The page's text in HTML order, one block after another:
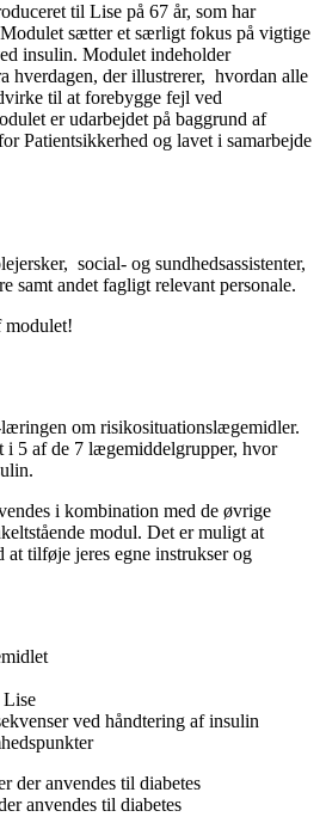
til Lise på 67 år, som har
sætter et særligt fokus på vigtige
insulin. Modulet indeholder
hverdagen, der illustrerer, hvordan alle
til at forebygge fejl ved
er udarbejdet på baggrund af
Patientsikkerhed og lavet i samarbejde
social- og sundhedsassistenter,
samt andet fagligt relevant personale.
modulet!
om risikosituationslægemidler.
i 5 af de 7 lægemiddelgrupper, hvor
i kombination med de øvrige
modul. Det er muligt at
at tilføje jeres egne instrukser og
Lise
ved håndtering af insulin
anvendes til diabetes